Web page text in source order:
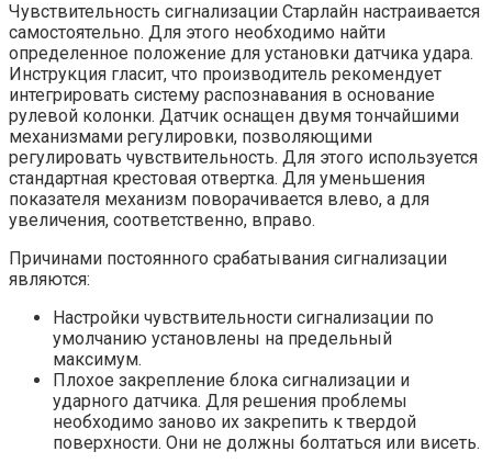
Чувствительность сигнализации Старлайн настраивается
самостоятельно. Для этого необходимо найти
определенное положение для установки датчика удара.
Инструкция гласит, что производитель рекомендует
интегрировать систему распознавания в основание
рулевой колонки. Датчик оснащен двумя тончайшими
механизмами регулировки, позволяющими
регулировать чувствительность. Для этого используется
стандартная крестовая отвертка. Для уменьшения
показателя механизм поворачивается влево, а для
увеличения, соответственно, вправо.
Причинами постоянного срабатывания сигнализации
являются:
Настройки чувствительности сигнализации по
умолчанию установлены на предельный
максимум.
Плохое закрепление блока сигнализации и
ударного датчика. Для решения проблемы
необходимо заново их закрепить к твердой
поверхности. Они не должны болтаться или висеть.